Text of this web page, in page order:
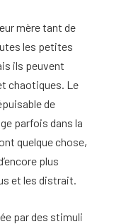
mère tant de
les petites
ils peuvent
chaotiques. Le
de
parfois dans la
quelque chose,
plus
et les distrait.
par des stimuli